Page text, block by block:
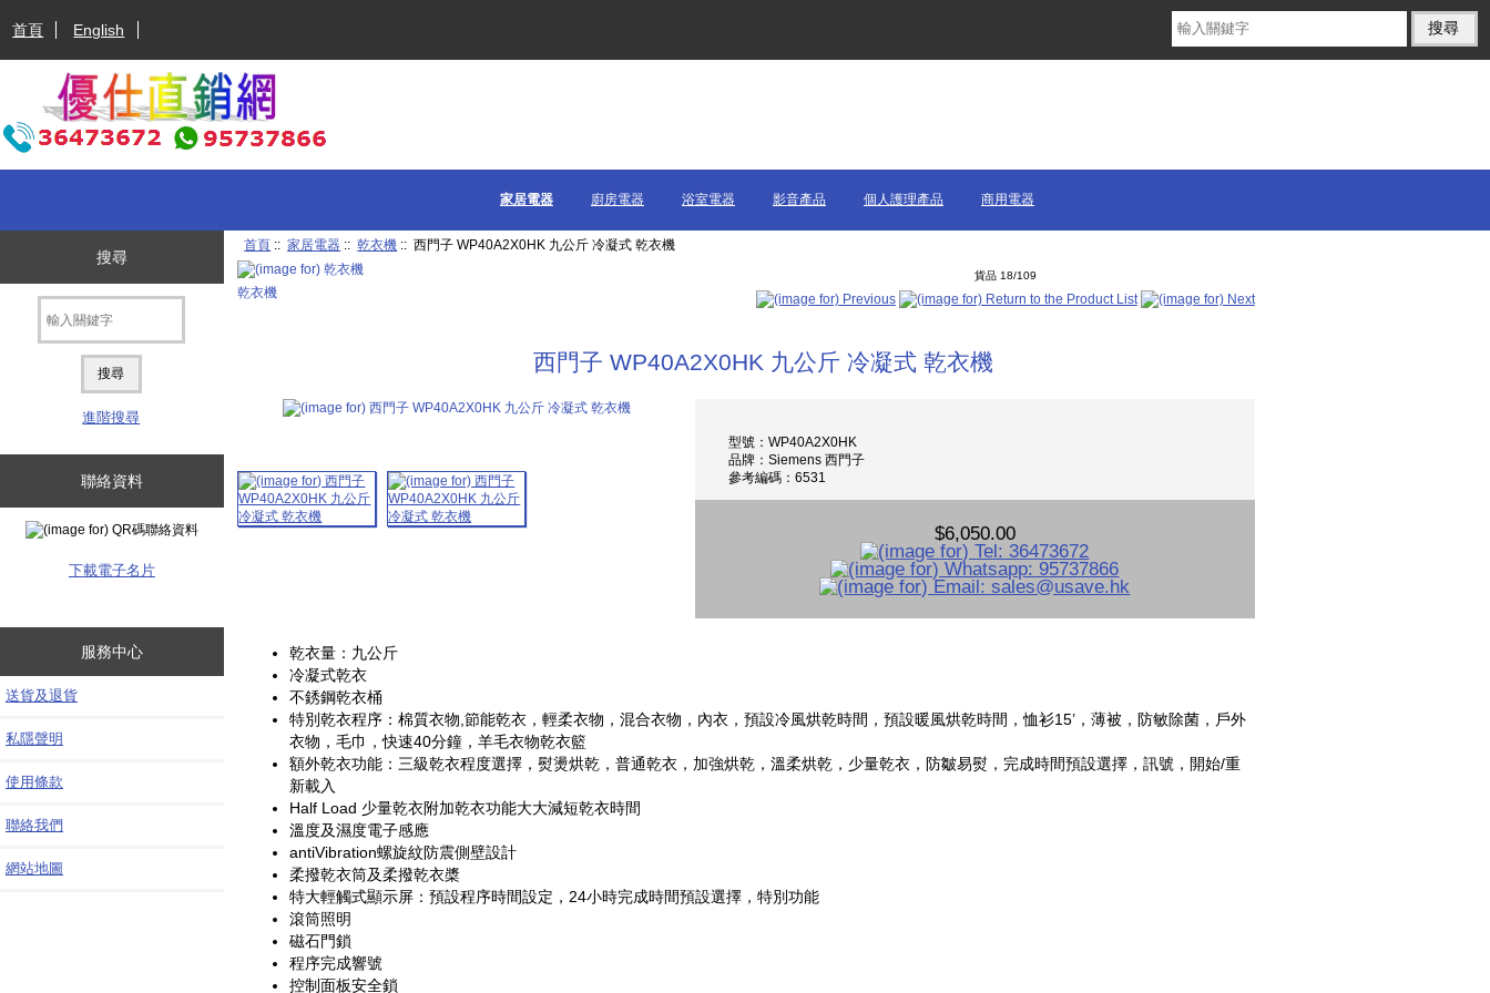
首頁 English
家居電器 廚房電器 浴室電器 影音產品 個人護理產品 商用電器
搜尋
進階搜尋
聯絡資料
下載電子名片
服務中心
送貨及退貨
私隱聲明
使用條款
聯絡我們
網站地圖
首頁 ::家居電器 ::乾衣機 :: 西門子 WP40A2X0HK 九公斤 冷凝式 乾衣機
乾衣機
貨品 18/109
西門子 WP40A2X0HK 九公斤 冷凝式 乾衣機
型號：WP40A2X0HK
品牌：Siemens 西門子
參考編碼：6531
$6,050.00
乾衣量：九公斤
冷凝式乾衣
不銹鋼乾衣桶
特別乾衣程序：棉質衣物,節能乾衣，輕柔衣物，混合衣物，內衣，預設冷風烘乾時間，預設暖風烘乾時間，恤衫15’，薄被，防敏除菌，戶外
衣物，毛巾，快速40分鐘，羊毛衣物乾衣籃
額外乾衣功能：三級乾衣程度選擇，熨燙烘乾，普通乾衣，加強烘乾，溫柔烘乾，少量乾衣，防皺易熨，完成時間預設選擇，訊號，開始/重
新載入
Half Load 少量乾衣附加乾衣功能大大減短乾衣時間
溫度及濕度電子感應
antiVibration螺旋紋防震側壁設計
柔撥乾衣筒及柔撥乾衣槳
特大輕觸式顯示屏：預設程序時間設定，24小時完成時間預設選擇，特別功能
滾筒照明
磁石門鎖
程序完成響號
控制面板安全鎖